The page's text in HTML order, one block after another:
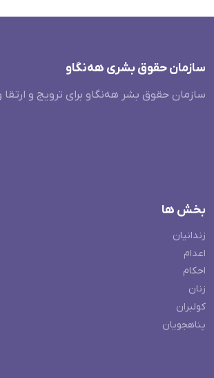
سازمان حقوق بشری هەنگاو
سازمان حقوق بشر هه‌نگاو برای ترویج و
بخش ها
زندانیان
اعدام
احکام
زنان
کولبران
پناهجویان